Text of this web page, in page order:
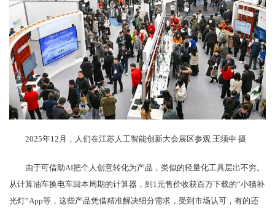
2025年12月，人们在江苏人工智能创新大会展区参观 王须中 摄
由于可借助AI把个人创意转化为产品，类似的轻量化工具层出不穷。
从计算油车换电车回本周期的计算器，到1元售价收获百万下载的“小猫补
光灯”App等，这些产品凭借精准解决细分需求，受到市场认可，有的还